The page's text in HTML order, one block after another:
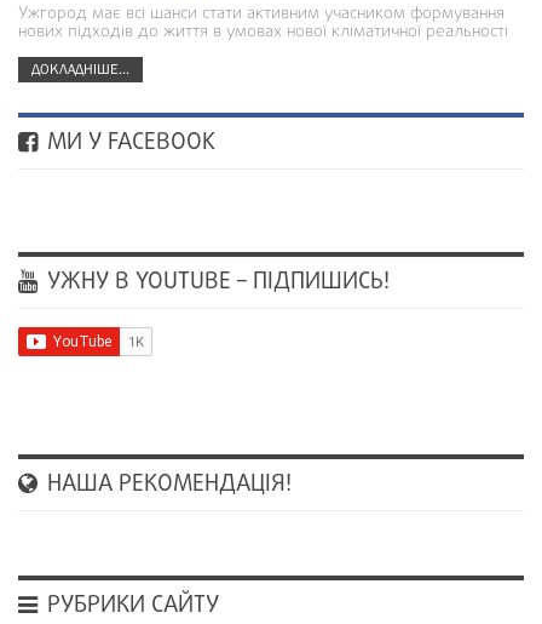
Ужгород має всі шанси стати активним учасником формування
нових підходів до життя в умовах нової кліматичної реальності
ДОКЛАДНІШЕ...
МИ У FACEBOOK
УЖНУ В YOUTUBE – ПІДПИШИСЬ!
НАША РЕКОМЕНДАЦІЯ!
РУБРИКИ САЙТУ